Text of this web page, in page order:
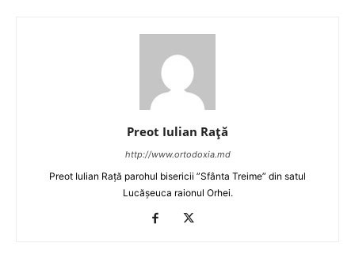
Preot Iulian Raţă
http://www.ortodoxia.md
Preot Iulian Rață parohul bisericii ”Sfânta Treime” din satul
Lucășeuca raionul Orhei.